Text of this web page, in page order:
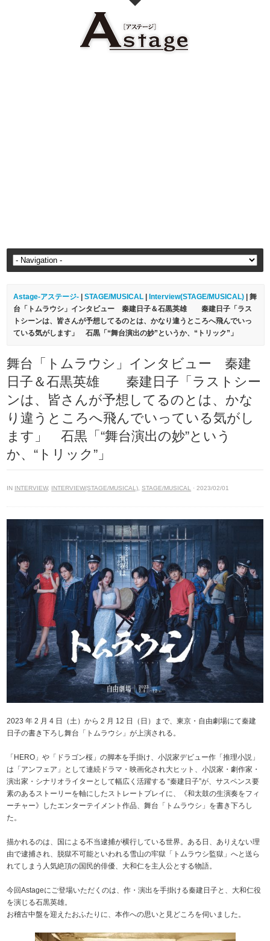
Astage-アステージ- |STAGE/MUSICAL Interview(STAGE/MUSICAL) | 舞
台「トムラウシ」インタビュー 秦建日子＆石黒英雄 秦建日子「ラス
トシーンは、皆さんが予想してるのとは、かなり違うところへ飛んでいっ
ている気がします」 石黒「“舞台演出の妙”というか、“トリック”」
舞台「トムラウシ」インタビュー 秦建
日子＆石黒英雄 秦建日子「ラストシー
ンは、皆さんが予想してるのとは、かな
り違うところへ飛んでいっている気がし
ます」 石黒「“舞台演出の妙”という
か、“トリック”」
IN INTERVIEW, INTERVIEW(STAGE/MUSICAL) ,STAGE/MUSICAL · 2023/02/01
2023 年 2 月 4 日（土）から 2 月 12 日（日）まで、東京・自由劇場にて秦建
日子の書き下ろし舞台「トムラウシ」が上演される。
「HERO」や「ドラゴン桜」の脚本を手掛け、小説家デビュー作「推理小説」
は「アンフェア」として連続ドラマ・映画化され大ヒット、小説家・劇作家・
演出家・シナリオライターとして幅広く活躍する “秦建日子”が、サスペンス要
素のあるストーリーを軸にしたストレートプレイに、《和太鼓の生演奏をフィ
ーチャー》したエンターテイメント作品、舞台「トムラウシ」を書き下ろし
た。
描かれるのは、国による不当逮捕が横行している世界。ある日、ありえない理
由で逮捕され、脱獄不可能といわれる雪山の牢獄「トムラウシ監獄」へと送ら
れてしまう人気絶頂の国民的俳優、大和仁を主人公とする物語。
今回Astageにご登場いただくのは、作・演出を手掛ける秦建日子と、大和仁役
を演じる石黒英雄。
お稽古中盤を迎えたおふたりに、本作への思いと見どころを伺いました。